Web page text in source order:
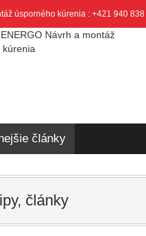
úsporného kúrenia : +421 940
články
články